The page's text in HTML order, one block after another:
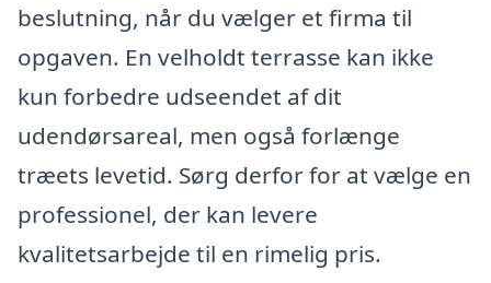
beslutning, når du vælger et firma til
opgaven. En velholdt terrasse kan ikke
kun forbedre udseendet af dit
udendørsareal, men også forlænge
træets levetid. Sørg derfor for at vælge en
professionel, der kan levere
kvalitetsarbejde til en rimelig pris.